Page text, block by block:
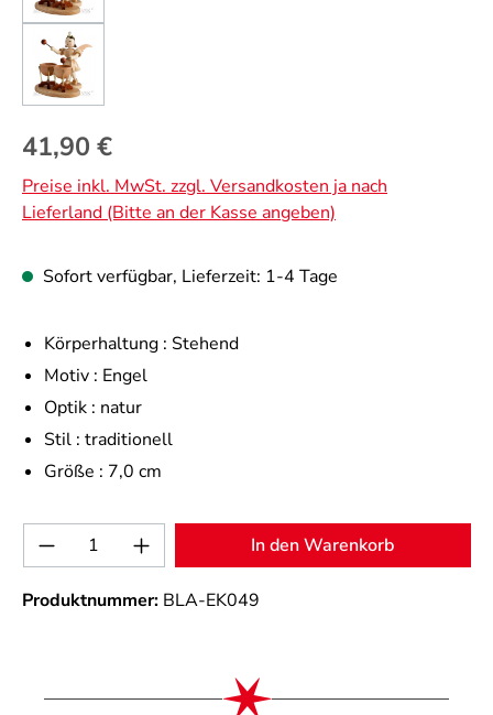
Regulärer Preis:
41,90 €
Preise inkl. MwSt. zzgl. Versandkosten ja nach
Lieferland (Bitte an der Kasse angeben)
Sofort verfügbar, Lieferzeit: 1-4 Tage
Körperhaltung : Stehend
Motiv : Engel
Optik : natur
Stil : traditionell
Größe : 7,0 cm
Produkt Anzahl: Gib den gewünschten
In den Warenkorb
Produktnummer: BLA-EK049